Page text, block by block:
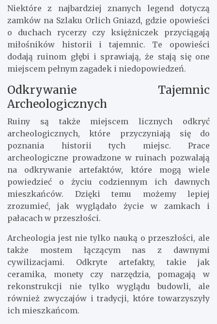
Niektóre z najbardziej znanych legend dotyczą
zamków na Szlaku Orlich Gniazd, gdzie opowieści
o duchach rycerzy czy księżniczek przyciągają
miłośników historii i tajemnic. Te opowieści
dodają ruinom głębi i sprawiają, że stają się one
miejscem pełnym zagadek i niedopowiedzeń.
Odkrywanie Tajemnic
Archeologicznych
Ruiny są także miejscem licznych odkryć
archeologicznych, które przyczyniają się do
poznania historii tych miejsc. Prace
archeologiczne prowadzone w ruinach pozwalają
na odkrywanie artefaktów, które mogą wiele
powiedzieć o życiu codziennym ich dawnych
mieszkańców. Dzięki temu możemy lepiej
zrozumieć, jak wyglądało życie w zamkach i
pałacach w przeszłości.
Archeologia jest nie tylko nauką o przeszłości, ale
także mostem łączącym nas z dawnymi
cywilizacjami. Odkryte artefakty, takie jak
ceramika, monety czy narzędzia, pomagają w
rekonstrukcji nie tylko wyglądu budowli, ale
również zwyczajów i tradycji, które towarzyszyły
ich mieszkańcom.